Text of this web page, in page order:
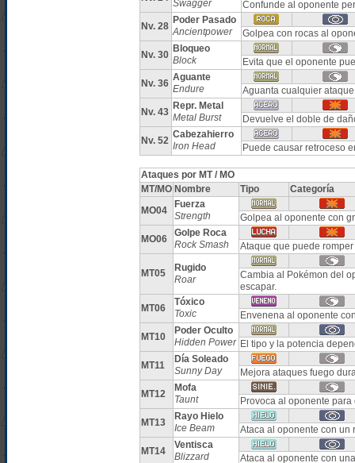
Swagger
Confunde al oponente
Nv. 28
Poder Pasado
Ancientpower
Golpea con rocas al
Nv. 30
Bloqueo
Block
Evita que el oponente
Nv. 36
Aguante
Endure
Aguanta cualquier
Nv. 43
Repr. Metal
Metal Burst
Devuelve el doble de
Nv. 52
Cabezahierro
Iron Head
Puede causar retroceso
Ataques por MT / MO
MT/MO Nombre Tipo
Categoría
MO04
Fuerza
Strength
Golpea al oponente con
MO06
Golpe Roca
Rock Smash
Ataque que puede
MT05
Rugido
Roar
Cambia al Pokémon del
escapar.
MT06
Tóxico
Toxic
Envenena al oponente
MT10
Poder Oculto
Hidden Power El tipo y la potencia
MT11
Día Soleado
Sunny Day
Mejora ataques fuego
MT12
Mofa
Taunt
Provoca al oponente
MT13
Rayo Hielo
Ice Beam
Ataca al oponente con un
MT14
Ventisca
Blizzard
Ataca al oponente con